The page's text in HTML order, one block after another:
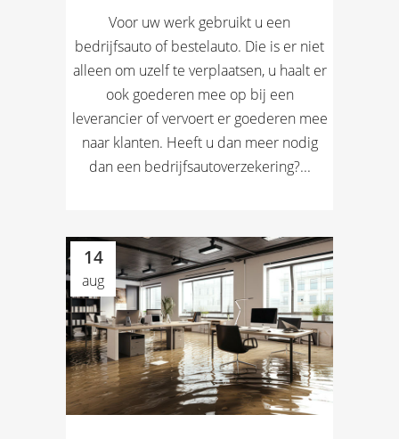
Voor uw werk gebruikt u een
bedrijfsauto of bestelauto. Die is er niet
alleen om uzelf te verplaatsen, u haalt er
ook goederen mee op bij een
leverancier of vervoert er goederen mee
naar klanten. Heeft u dan meer nodig
dan een bedrijfsautoverzekering?...
14
aug